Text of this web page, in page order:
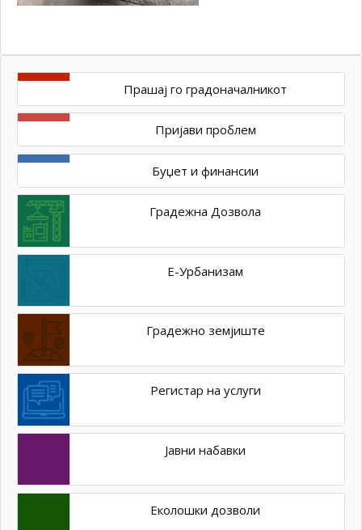
Прашај го градоначалникот
Пријави проблем
Буџет и финансии
Градежна Дозвола
Е-Урбанизам
Градежно земјиште
Регистар на услуги
Јавни набавки
Еколошки дозволи